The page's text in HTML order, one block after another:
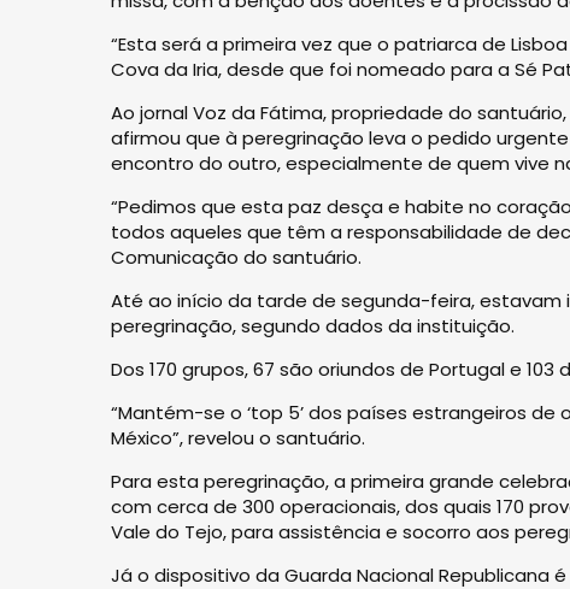
“Esta será a primeira vez que o patriarca de
Cova da Iria, desde que foi nomeado para a Sé
Ao jornal Voz da Fátima, propriedade do
afirmou que à peregrinação leva o pedido
encontro do outro, especialmente de quem vive
“Pedimos que esta paz desça e habite no
todos aqueles que têm a responsabilidade de
Comunicação do santuário.
Até ao início da tarde de segunda-feira, estavam
peregrinação, segundo dados da instituição.
Dos 170 grupos, 67 são oriundos de Portugal e
“Mantém-se o ‘top 5’ dos países estrangeiros de
México”, revelou o santuário.
Para esta peregrinação, a primeira grande
com cerca de 300 operacionais, dos quais 170
Vale do Tejo, para assistência e socorro aos
Já o dispositivo da Guarda Nacional Republicana